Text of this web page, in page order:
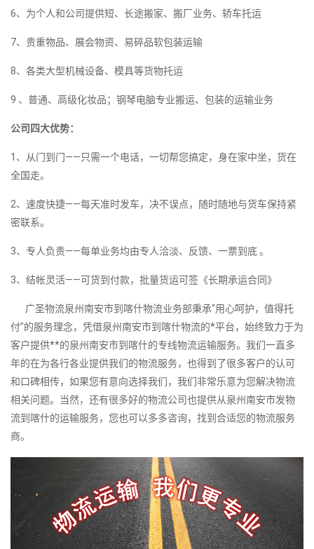
6、为个人和公司提供短、长途搬家、搬厂业务、轿车托运
7、贵重物品、展会物资、易碎品软包装运输
8、各类大型机械设备、模具等货物托运
9 、普通、高级化妆品；钢琴电脑专业搬运、包装的运输业务
公司四大优势：
1、从门到门——只需一个电话，一切帮您搞定，身在家中坐，货在
全国走。
2、速度快捷——每天准时发车，决不误点，随时随地与货车保持紧
密联系。
3、专人负责——每单业务均由专人洽淡、反馈、一票到底 。
3、结帐灵活——可货到付款，批量货运可签《长期承运合同》
广圣物流泉州南安市到喀什物流业务部秉承“用心呵护，值得托
付”的服务理念，凭借泉州南安市到喀什物流的*平台，始终致力于为
客户提供**的泉州南安市到喀什的专线物流运输服务。我们一直多
年的在为各行各业提供我们的物流服务，也得到了很多客户的认可
和口碑相传，如果您有意向选择我们，我们非常乐意为您解决物流
相关问题。当然，还有很多好的物流公司也提供从泉州南安市发物
流到喀什的运输服务，您也可以多多咨询，找到合适您的物流服务
商。